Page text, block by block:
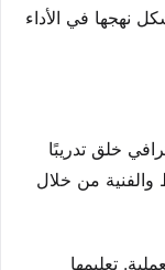
نهجها في الأداء
خلق تدريبًا
والفنية من خلال
تعليمها